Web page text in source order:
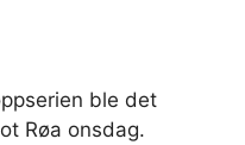
ble det
Røa onsdag.